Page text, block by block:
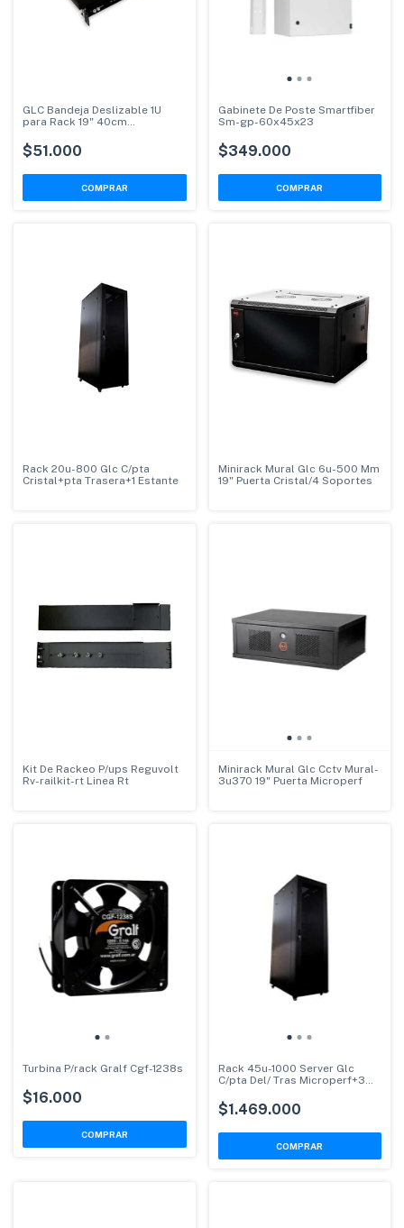
GLC Bandeja Deslizable 1U
para Rack 19" 40cm
$51.000
Gabinete De Poste Smartfiber
Sm-gp-60x45x23
$349.000
Rack 20u-800 Glc C/pta
Cristal+pta Trasera+1 Estante
Minirack Mural Glc 6u-500 Mm
19" Puerta Cristal/4 Soportes
Kit De Rackeo P/ups Reguvolt
Rv-railkit-rt Linea Rt
Minirack Mural Glc Cctv Mural-
3u370 19" Puerta Microperf
Turbina P/rack Gralf Cgf-1238s
$16.000
Rack 45u-1000 Server Glc
C/pta Del/ Tras Microperf+3
$1.469.000